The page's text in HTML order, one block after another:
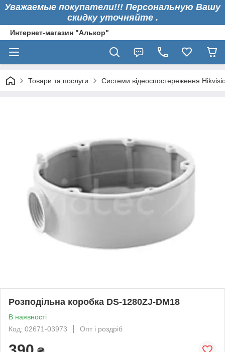
Уважаемые покупатели!!! Персональную Вашу
скидку уточняйте .
Интернет-магазин "Алькор"
Товари та послуги Системи відеоспостереження
Розподільна коробка DS-1280ZJ-DM18
В наявності
Код: 02671-03973
Опт і роздріб